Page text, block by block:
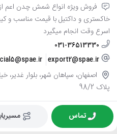
فروش ویژه انواع شمش چدن اعم از
خاکستری و داکتیل با قیمت مناسب و
اسرع وقت انجام میگیرد
031-36513330
export2@spae.ir
پلاک 98/2
تماس